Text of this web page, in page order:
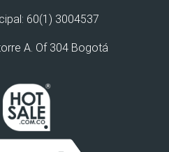
60(1) 3004537
A. Of 304 Bogotá